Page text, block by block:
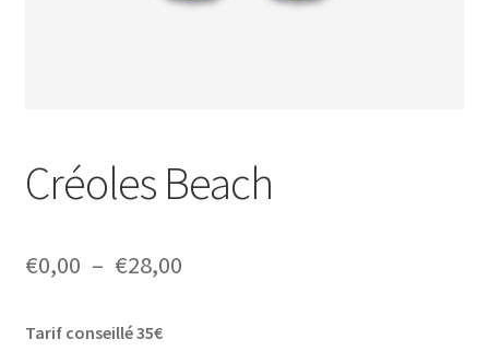
Créoles Beach
€0,00 – €28,00Plage
Tarif conseillé 35€